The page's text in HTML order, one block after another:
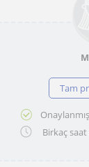
Tam
Birkaç